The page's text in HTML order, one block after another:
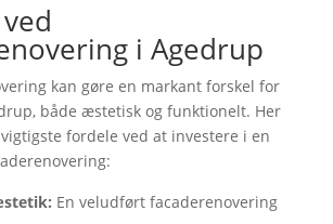
i Agedrup
kan gøre en markant forskel for
både æstetisk og funktionelt. Her
fordele ved at investere i en
En veludført facaderenovering